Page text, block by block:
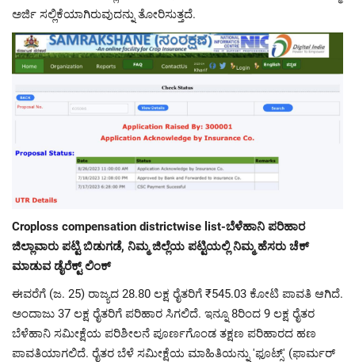
ಅರ್ಜಿ ಸಲ್ಲಿಕೆಯಾಗಿರುವುದನ್ನು ತೋರಿಸುತ್ತದೆ.
Croploss compensation districtwise list-ಬೆಳೆಹಾನಿ ಪರಿಹಾರ
ಜಿಲ್ಲಾವಾರು ಪಟ್ಟಿ ಬಿಡುಗಡೆ, ನಿಮ್ಮ ಜಿಲ್ಲೆಯ ಪಟ್ಟಿಯಲ್ಲಿ ನಿಮ್ಮ ಹೆಸರು ಚೆಕ್
ಮಾಡುವ ಡೈರೆಕ್ಟ್ ಲಿಂಕ್
ಈವರೆಗೆ (ಜ. 25) ರಾಜ್ಯದ 28.80 ಲಕ್ಷ ರೈತರಿಗೆ ₹545.03 ಕೋಟಿ ಪಾವತಿ ಆಗಿದೆ.
ಅಂದಾಜು 37 ಲಕ್ಷ ರೈತರಿಗೆ ಪರಿಹಾರ ಸಿಗಲಿದೆ. ಇನ್ನೂ 8ರಿಂದ 9 ಲಕ್ಷ ರೈತರ
ಬೆಳೆಹಾನಿ ಸಮೀಕ್ಷೆಯ ಪರಿಶೀಲನೆ ಪೂರ್ಣಗೊಂಡ ತಕ್ಷಣ ಪರಿಹಾರದ ಹಣ
ಪಾವತಿಯಾಗಲಿದೆ. ರೈತರ ಬೆಳೆ ಸಮೀಕ್ಷೆಯ ಮಾಹಿತಿಯನ್ನು 'ಫೂಟ್ಸ್' (ಫಾರ್ಮರ್